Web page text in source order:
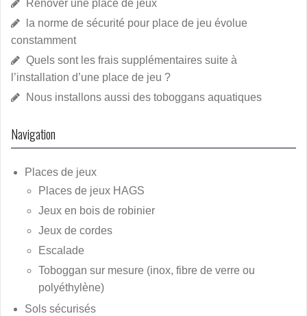
Rénover une place de jeux
la norme de sécurité pour place de jeu évolue
constamment
Quels sont les frais supplémentaires suite à
l’installation d’une place de jeu ?
Nous installons aussi des toboggans aquatiques
Navigation
Places de jeux
Places de jeux HAGS
Jeux en bois de robinier
Jeux de cordes
Escalade
Toboggan sur mesure (inox, fibre de verre ou
polyéthylène)
Sols sécurisés